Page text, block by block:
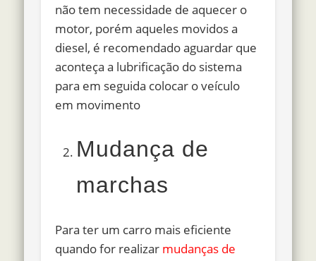
não tem necessidade de aquecer o
motor, porém aqueles movidos a
diesel, é recomendado aguardar que
aconteça a lubrificação do sistema
para em seguida colocar o veículo
em movimento
Mudança de
marchas
Para ter um carro mais eficiente
quando for realizar mudanças de